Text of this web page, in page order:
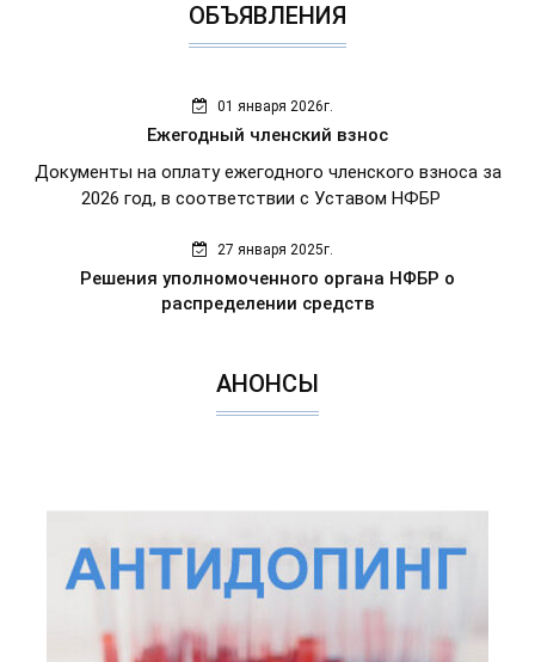
ОБЪЯВЛЕНИЯ
01 января 2026г.
Ежегодный членский взнос
Документы на оплату ежегодного членского взноса за
2026 год, в соответствии с Уставом НФБР
27 января 2025г.
Решения уполномоченного органа НФБР о
распределении средств
АНОНСЫ